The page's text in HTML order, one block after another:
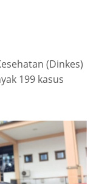
(Dinkes)
199 kasus